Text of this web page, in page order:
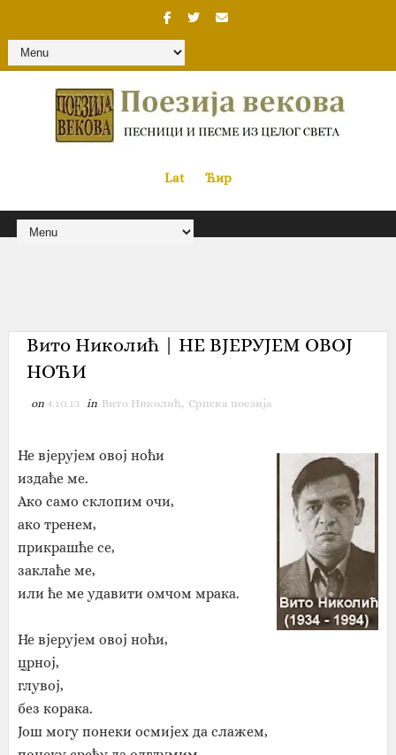
Lat« Ћир
Вито Николић | НЕ ВЈЕРУЈЕМ ОВОЈ
НОЋИ
on 4.10.13 in Вито Николић, Српска поезија
Не вјерујем овој ноћи
издаће ме.
Ако само склопим очи,
ако тренем,
прикрашће се,
заклаће ме,
или ће ме удавити омчом мрака.
Не вјерујем овој ноћи,
црној,
глувој,
без корака.
Још могу понеки осмијех да слажем,